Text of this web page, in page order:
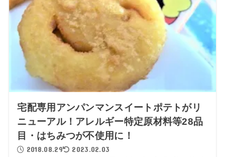
宅配専用アンパンマンスイートポテトがリ
ニューアル！アレルギー特定原材料等28品
目・はちみつが不使用に！
2018.08.29 2023.02.03